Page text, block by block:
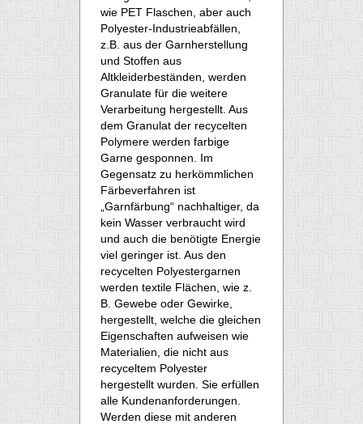
wie PET Flaschen, aber auch
Polyester-Industrieabfällen,
z.B. aus der Garnherstellung
und Stoffen aus
Altkleiderbeständen, werden
Granulate für die weitere
Verarbeitung hergestellt. Aus
dem Granulat der recycelten
Polymere werden farbige
Garne gesponnen. Im
Gegensatz zu herkömmlichen
Färbeverfahren ist
„Garnfärbung“ nachhaltiger, da
kein Wasser verbraucht wird
und auch die benötigte Energie
viel geringer ist. Aus den
recycelten Polyestergarnen
werden textile Flächen, wie z.
B. Gewebe oder Gewirke,
hergestellt, welche die gleichen
Eigenschaften aufweisen wie
Materialien, die nicht aus
recyceltem Polyester
hergestellt wurden. Sie erfüllen
alle Kundenanforderungen.
Werden diese mit anderen